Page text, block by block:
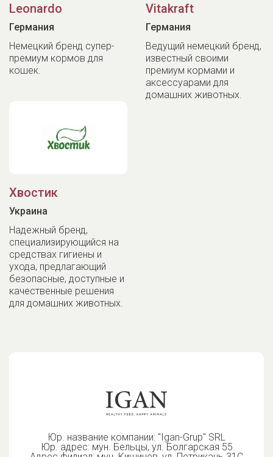
Leonardo
Германия
Немецкий бренд супер-
премиум кормов для
кошек.
Vitakraft
Германия
Ведущий немецкий бренд,
известный своими
премиум кормами и
аксессуарами для
домашних животных.
Хвостик
Украина
Надежный бренд,
специализирующийся на
средствах гигиены и
ухода, предлагающий
безопасные, доступные и
качественные решения
для домашних животных.
Юр. название компании: "Igan-Grup" SRL
Юр. адрес: мун. Бельцы, ул. Болгарская 55